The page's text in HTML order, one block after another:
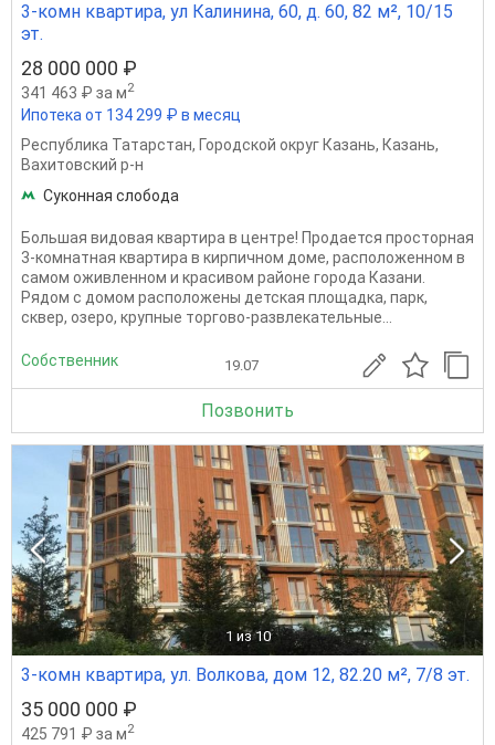
3-комн квартира, ул Калинина, 60, д. 60, 82 м², 10/15
эт.
28 000 000 ₽
341 463 ₽ за м2
Ипотека от 134 299 ₽ в месяц
Республика Татарстан, Городской округ Казань, Казань,
Вахитовский р-н
Суконная слобода
Большая видовая квартира в центре! Продается просторная
3-комнатная квартира в кирпичном доме, расположенном в
самом оживленном и красивом районе города Казани.
Рядом с домом расположены детская площадка, парк,
сквер, озеро, крупные торгово-развлекательные...
Собственник 19.07
Позвонить
1 из 10
3-комн квартира, ул. Волкова, дом 12, 82.20 м², 7/8 эт.
35 000 000 ₽
425 791 ₽ за м2